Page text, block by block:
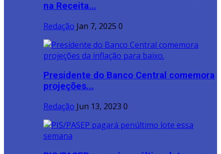
na Receita...
Redação Jan 7, 2025 0
Presidente do Banco Central comemora
projeções...
Redação Jun 13, 2023 0